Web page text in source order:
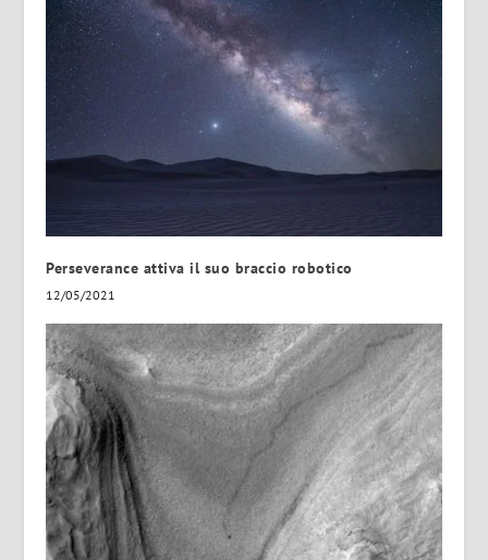
Perseverance attiva il suo braccio robotico
12/05/2021